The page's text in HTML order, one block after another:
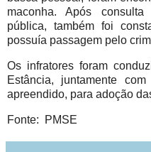
maconha. Após
pública, também foi
possuía passagem pelo
Os infratores foram
Estância, juntamente
apreendido, para adoção
Fonte: PMSE